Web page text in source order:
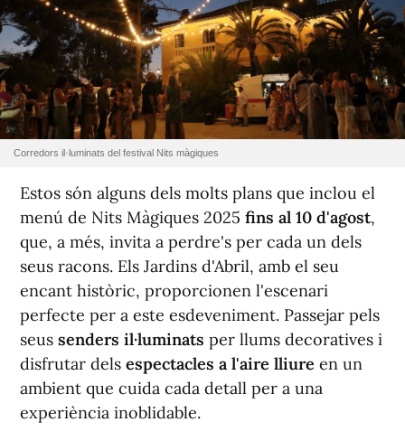
Corredors il·luminats del festival Nits màgiques
Estos són alguns dels molts plans que inclou el
menú de Nits Màgiques 2025 fins al 10 d'agost,
que, a més, invita a perdre's per cada un dels
seus racons. Els Jardins d'Abril, amb el seu
encant històric, proporcionen l'escenari
perfecte per a este esdeveniment. Passejar pels
seus senders il·luminats per llums decoratives i
disfrutar dels espectacles a l'aire lliure en un
ambient que cuida cada detall per a una
experiència inoblidable.